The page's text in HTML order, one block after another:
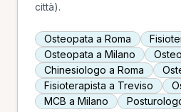
città).
Osteopata a Roma
Osteopata a Milano
Chinesiologo a Roma
Fisioterapista a Treviso
MCB a Milano